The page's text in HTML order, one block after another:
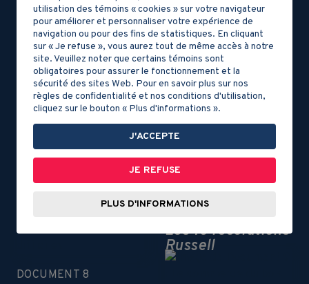
DOCUMENT 4
Les Rébellions
des Patriotes
DOCUMENT 5
L’assemblée des
Six-Comtés
subsides
DOCUMENT 7
Les 10 résolutions
Russell
DOCUMENT 8
utilisation des témoins « cookies » sur votre navigateur
pour améliorer et personnaliser votre expérience de
navigation ou pour des fins de statistiques. En cliquant
sur « Je refuse », vous aurez tout de même accès à notre
site. Veuillez noter que certains témoins sont
obligatoires pour assurer le fonctionnement et la
sécurité des sites Web. Pour en savoir plus sur nos
règles de confidentialité et nos conditions d'utilisation,
cliquez sur le bouton « Plus d'informations ».
J'ACCEPTE
JE REFUSE
PLUS D'INFORMATIONS